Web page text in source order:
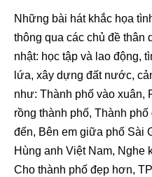
Những bài hát khắc họa
thông qua các chủ đề thân
nhật: học tập và lao động,
lứa, xây dựng đất nước,
như: Thành phố vào xuân,
rồng thành phố, Thành
đến, Bên em giữa phố Sài
Hùng anh Việt Nam, Nghe
Cho thành phố đẹp hơn,